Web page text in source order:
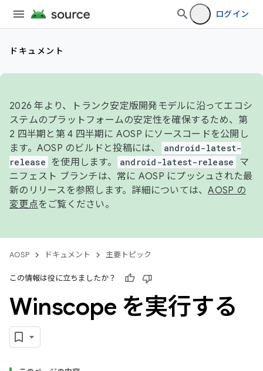
ログイン
ドキュメント
2026 年より、トランク安定版開発モデルに沿ってエコシ
ステムのプラットフォームの安定性を確保するため、第
2 四半期と第 4 四半期に AOSP にソースコードを公開し
ます。AOSP のビルドと投稿には、
android-latest-
release
を使用します。 android-latest-release
マ
ニフェスト ブランチは、常に AOSP にプッシュされた最
新のリリースを参照します。詳細については、AOSP の
変更点をご覧ください。
AOSP ドキュメント 主要トピック
この情報は役に立ちましたか？
Winscope を実行する